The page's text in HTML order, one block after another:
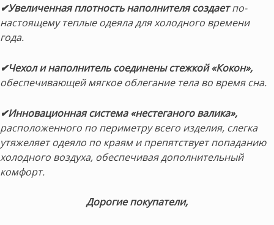
✔Увеличенная плотность наполнителя создаетпо-
настоящему теплые одеяла для холодного времени
года.
✔Чехол и наполнитель соединены стежкой «Кокон»,
обеспечивающей мягкое облегание тела во время сна.
✔Инновационная система «нестеганого валика»,
расположенного по периметру всего изделия, слегка
утяжеляет одеяло по краям и препятствует попаданию
холодного воздуха, обеспечивая дополнительный
комфорт.
Дорогие покупатели,